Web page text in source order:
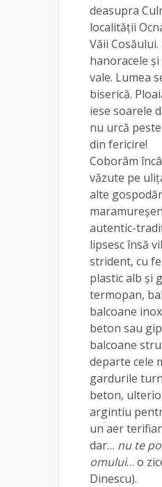
deasupra
localității
Văii
hanoracele și
vale. Lumea
biserică.
iese soarele
nu urcă
din fericire!
Coborâm
văzute pe
alte
autentic-
lipsesc însă
strident, cu
plastic alb și
termopan,
balcoane
beton sau
balcoane
departe cele
gardurile
beton,
argintiu
un aer
dar… nu te
omului… o
Dinescu).